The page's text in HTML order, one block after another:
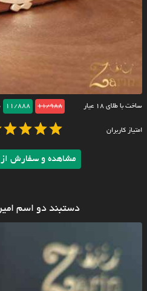
ساخت با طلای ۱۸ عیار 11/988
11/888
امتیاز کاربران
مشاهده و سفارش از
دستبند دو اسم